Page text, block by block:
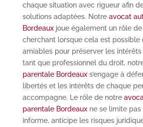
chaque situation avec rigueur afin
solutions adaptées. Notre avocat
Bordeauxjoue également un rôle de
cherchant lorsque cela est possible
amiables pour préserver les intérêts
tant que professionnel du droit,
parentale Bordeauxs’engage à
libertés et les intérêts de chaque
accompagne. Le rôle de notre
parentale Bordeauxne se limite pas
informe, anticipe les risques